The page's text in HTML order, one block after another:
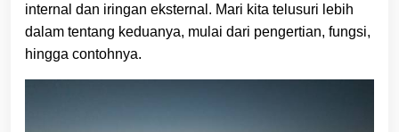
internal dan iringan eksternal. Mari kita telusuri lebih
dalam tentang keduanya, mulai dari pengertian, fungsi,
hingga contohnya.